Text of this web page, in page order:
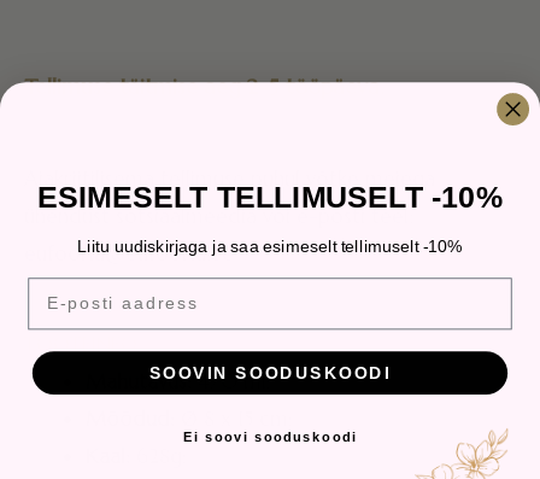
Tellimuse täitmise aeg 2-5 tööpäeva.
ühendust sotsiaalmeedia või e-posti teel:
eufooria@eufooria.ee
Mahutavus:470 ml;
ESIMESELT TELLIMUSELT -10%
Liitu uudiskirjaga ja saa esimeselt tellimuselt -10%
E-posti aadress
SOOVIN SOODUSKOODI
Ei soovi sooduskoodi